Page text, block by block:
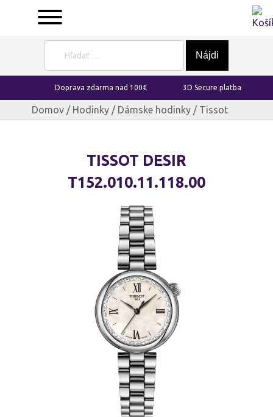
Doprava zdarma nad 100€ 3D Secure platba
Domov / Hodinky / Dámske hodinky / Tissot
TISSOT DESIR
T152.010.11.118.00